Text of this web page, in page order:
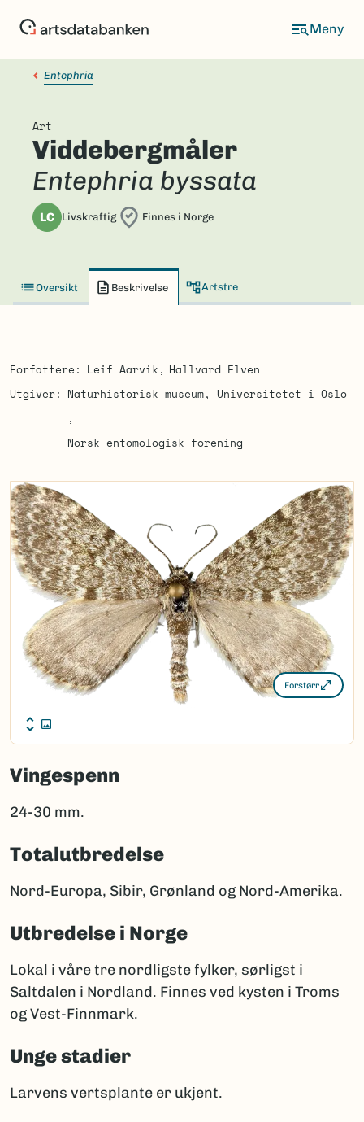
Entephria
Art
Viddebergmåler
Entephria byssata
LC Livskraftig Finnes i Norge
Oversikt Beskrivelse Artstre
Forfattere Leif Aarvik
Hallvard Elven
Utgiver
Naturhistorisk museum, Universitetet i Oslo
Norsk entomologisk forening
Forstørr
Vingespenn
24-30 mm.
Totalutbredelse
Nord-Europa, Sibir, Grønland og Nord-Amerika.
Utbredelse i Norge
Lokal i våre tre nordligste fylker, sørligst i
Saltdalen i Nordland. Finnes ved kysten i Troms
og Vest-Finnmark.
Unge stadier
Larvens vertsplante er ukjent.